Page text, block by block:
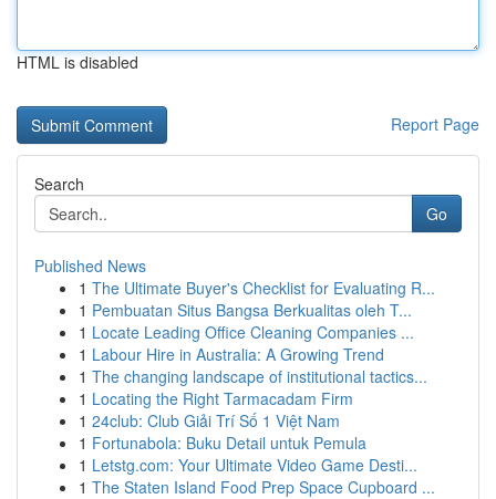
HTML is disabled
Report Page
Search
Go
Published News
1 The Ultimate Buyer's Checklist for Evaluating R...
1 Pembuatan Situs Bangsa Berkualitas oleh T...
1 Locate Leading Office Cleaning Companies ...
1 Labour Hire in Australia: A Growing Trend
1 The changing landscape of institutional tactics...
1 Locating the Right Tarmacadam Firm
1 24club: Club Giải Trí Số 1 Việt Nam
1 Fortunabola: Buku Detail untuk Pemula
1 Letstg.com: Your Ultimate Video Game Desti...
1 The Staten Island Food Prep Space Cupboard ...